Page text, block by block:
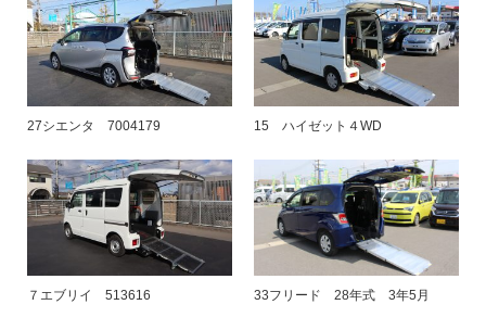
27シエンタ 7004179 15 ハイゼット４WD
７エブリイ 513616 33フリード 28年式 3年5月